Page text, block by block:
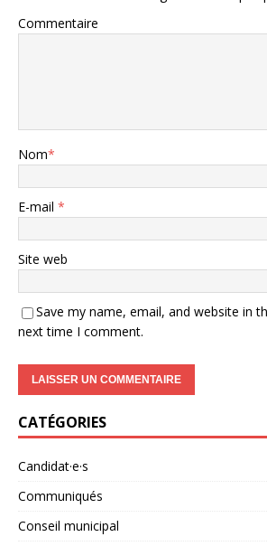
Commentaire
Nom*
E-mail *
Site web
Save my name, email, and website in
next time I comment.
l
e
n
a
CATÉGORIES
Candidat·e·s
Communiqués
Conseil municipal